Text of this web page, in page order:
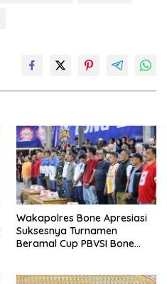
Wakapolres Bone Apresiasi
Suksesnya Turnamen
Beramal Cup PBVSI Bone